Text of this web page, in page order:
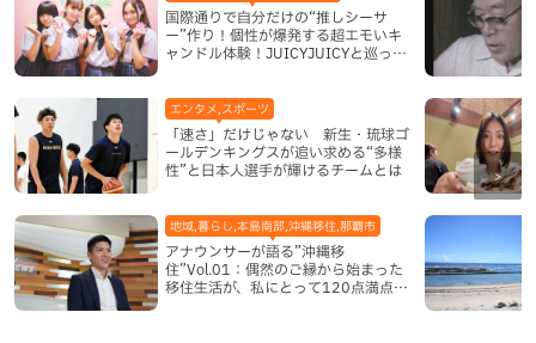
国際通りで自分だけの“推しシーサ
ー”作り！個性が爆発する超エモいキ
ャンドル体験！JUICYJUICYと巡って
「速さ」だけじゃない 新生・琉球ゴ
ールデンキングスが追い求める“多様
性”と日本人選手が輝けるチームとは
エンタメ,スポーツ
アナウンサーが語る”沖縄移
住”Vol.01：偶然のご縁から始まった
移住生活が、私にとって120点満点に
地域,暮らし,本島南部,沖縄移住,那覇市